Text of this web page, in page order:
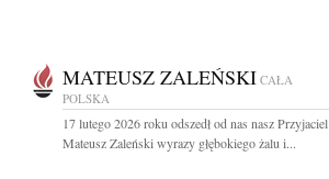
MATEUSZ ZALEŃSKI CAŁA
POLSKA
17 lutego 2026 roku odszedł od nas nasz Przyjaciel
Mateusz Zaleński wyrazy głębokiego żalu i...